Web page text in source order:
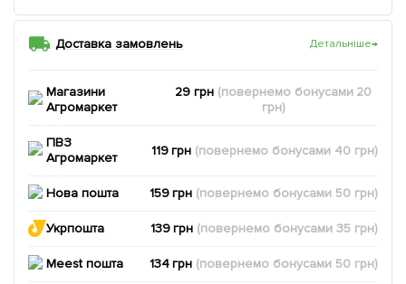
Доставка замовлень Детальніше→
Магазини
Агромаркет
29 грн (повернемобонусами 20
грн)
ПВЗ
Агромаркет
119 грн (повернемо бонусами 40 грн)
Нова пошта 159 грн (повернемо бонусами 50 грн)
Укрпошта 139 грн (повернемо бонусами35 грн)
Meest пошта 134 грн (повернемо бонусами 50 грн)